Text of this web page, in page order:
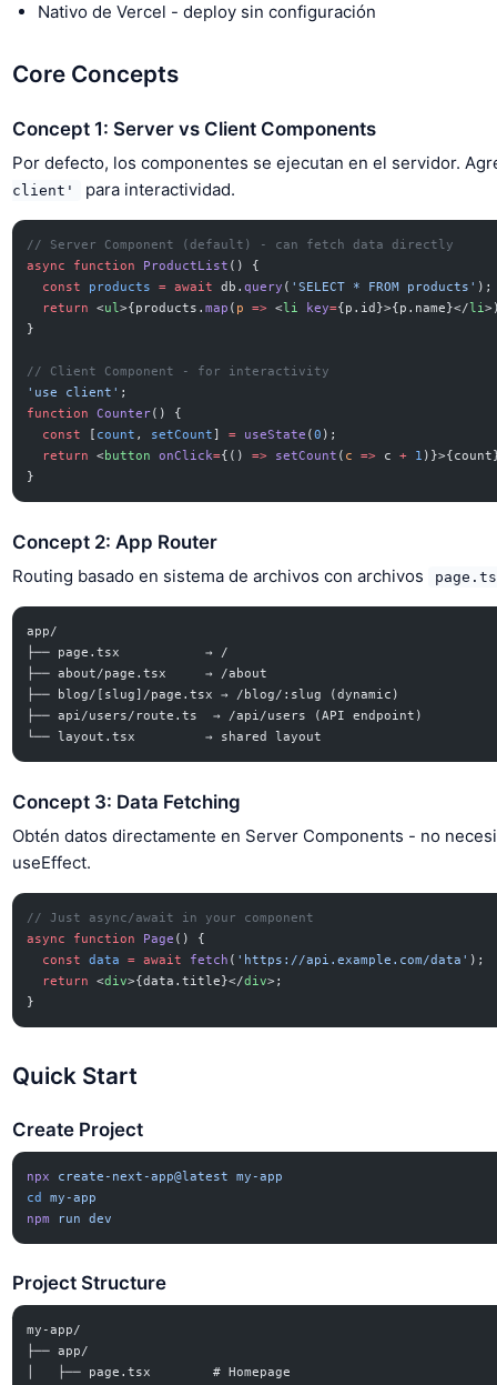
Nativo de Vercel - deploy sin configuración
Core Concepts
Concept 1: Server vs Client Components
Por defecto, los componentes se ejecutan en el servidor.
client' para interactividad.
// Server Component (default) - can fetch data directly
async
function ProductList () {
  const
products = await db.query ( 'SELECT * FROM products' );
  return
<ul>{products.map ( p => <li key={p.id}>{p.name}</ li
}
// Client Component - for interactivity
'use client' ;
function
Counter() {
  const
count , setCount ] = useState (0 );
  return
<button onClick={() => setCount ( c => c + 1
}
Concept 2: App Router
Routing basado en sistema de archivos con archivos
app/
├── page.tsx           → /
├── about/page.tsx     → /about
├── blog/[slug]/page.tsx → /blog/:slug (dynamic)
├── api/users/route.ts  → /api/users (API endpoint)
└── layout.tsx         → shared layout
Concept 3: Data Fetching
Obtén datos directamente en Server Components - no
useEffect.
// Just async/await in your component
async
function Page () {
  const
data = await fetch ( 'https://api.example.com/data' );
  return
<div>{data.title}</div>;
}
Quick Start
Create Project
npx create-next-app@latest
my-app
cd
my-app
npm
run dev
Project Structure
my-app/
├── app/
│   ├── page.tsx        # Homepage